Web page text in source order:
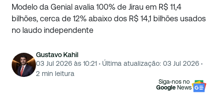
Modelo da Genial avalia 100% de Jirau em R$ 11,4
bilhões, cerca de 12% abaixo dos R$ 14,1 bilhões usados
no laudo independente
Gustavo Kahil
03 Jul 2026 às 10:21 · Última atualização: 03 Jul 2026 ·
2 min leitura
Siga-nos no
Google News